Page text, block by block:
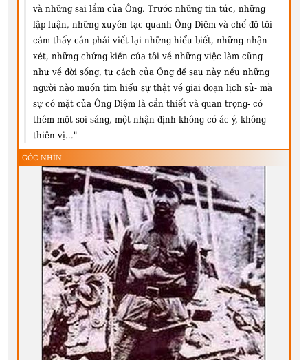
và những sai lầm của Ông. Trước những tin tức, những
lập luận, những xuyên tạc quanh Ông Diệm và chế độ tôi
cảm thấy cần phải viết lại những hiểu biết, những nhận
xét, những chứng kiến của tôi về những việc làm cũng
như về đời sống, tư cách của Ông để sau này nếu những
người nào muốn tìm hiểu sự thật về giai đoạn lịch sử- mà
sự có mặt của Ông Diệm là cần thiết và quan trọng- có
thêm một soi sáng, một nhận định không có ác ý, không
thiên vị..."
GÓC NHÌN